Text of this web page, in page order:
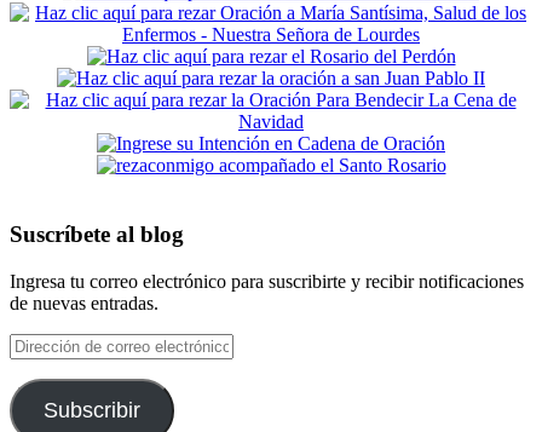
Suscríbete al blog
Ingresa tu correo electrónico para suscribirte y recibir notificaciones
de nuevas entradas.
Dirección
de
correo
electrónico
Subscribir